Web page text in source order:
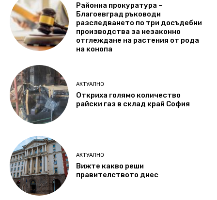
Районна прокуратура –
Благоевград ръководи
разследването по три досъдебни
производства за незаконно
отглеждане на растения от рода
на конопа
АКТУАЛНО
Откриха голямо количество
райски газ в склад край София
АКТУАЛНО
Вижте какво реши
правителството днес